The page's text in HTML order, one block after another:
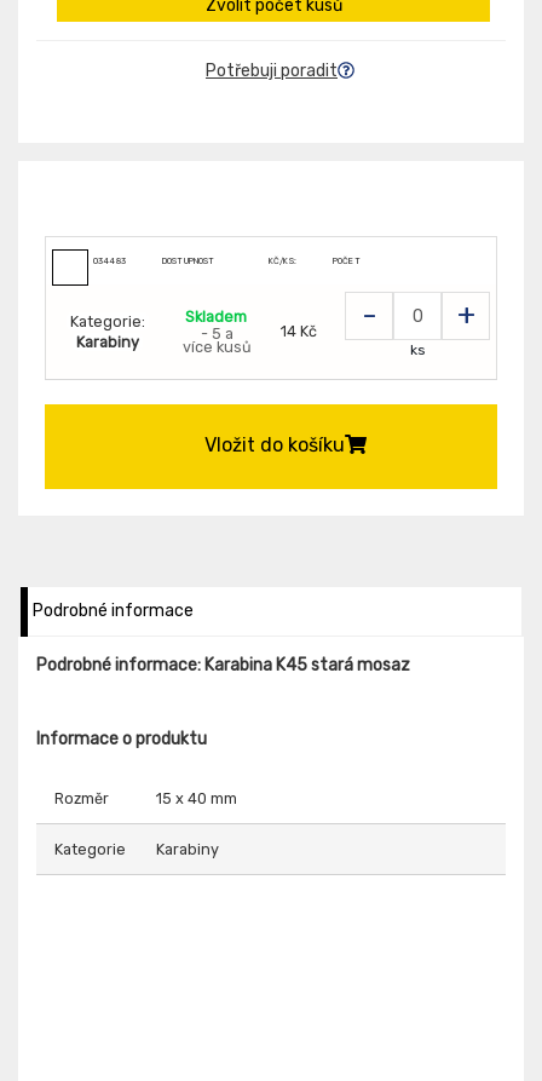
Zvolit počet kusů
Potřebuji poradit
034483 DOSTUPNOST KČ/KS: POČET
Kategorie:
Karabiny
Skladem
- 5 a
více kusů
14 Kč - +
ks
Vložit do košíku
Podrobné informace
Podrobné informace: Karabina K45 stará mosaz
Informace o produktu
Rozměr 15 x 40 mm
Kategorie Karabiny